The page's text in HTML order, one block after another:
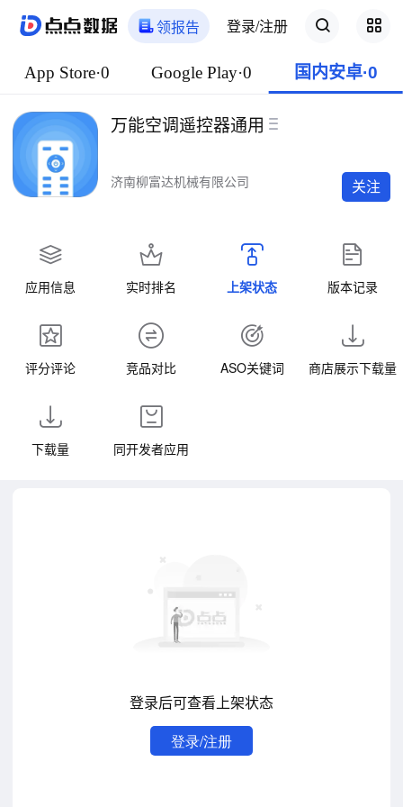
领报告 登录/注册
App Store·0 Google Play·0 国内安卓·0
万能空调遥控器通用
济南柳富达机械有限公司 关注
应用信息 实时排名 上架状态 版本记录
评分评论 竞品对比 ASO关键词 商店展示下载量
下载量 同开发者应用
登录后可查看上架状态
登录/注册